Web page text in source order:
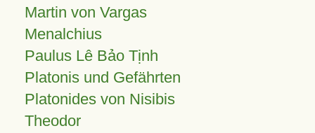
Martin von Vargas
Menalchius
Paulus Lê Bảo Tịnh
Platonis und Gefährten
Platonides von Nisibis
Theodor